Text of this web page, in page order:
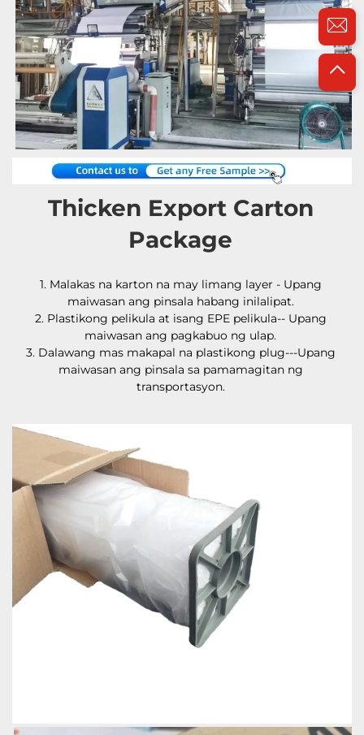
Thicken Export Carton
Package
1. Malakas na karton na may limang layer - Upang
maiwasan ang pinsala habang inilalipat.
2. Plastikong pelikula at isang EPE pelikula-- Upang
maiwasan ang pagkabuo ng ulap.
3. Dalawang mas makapal na plastikong plug---Upang
maiwasan ang pinsala sa pamamagitan ng
transportasyon.